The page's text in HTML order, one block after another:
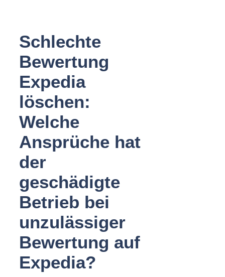
Schlechte
Bewertung
Expedia
löschen:
Welche
Ansprüche hat
der
geschädigte
Betrieb bei
unzulässiger
Bewertung auf
Expedia?